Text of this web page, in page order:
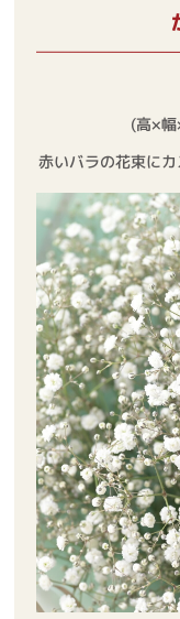
(高×
赤いバラの花束にカ